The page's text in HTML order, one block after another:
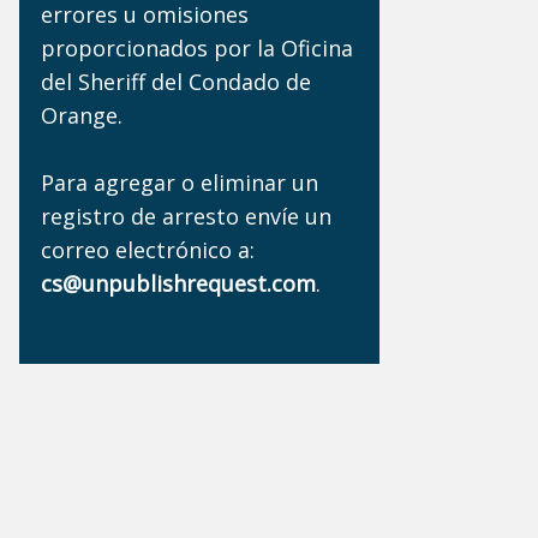
errores u omisiones
proporcionados por la Oficina
del Sheriff del Condado de
Orange.
Para agregar o eliminar un
registro de arresto envíe un
correo electrónico a:
cs@unpublishrequest.com.